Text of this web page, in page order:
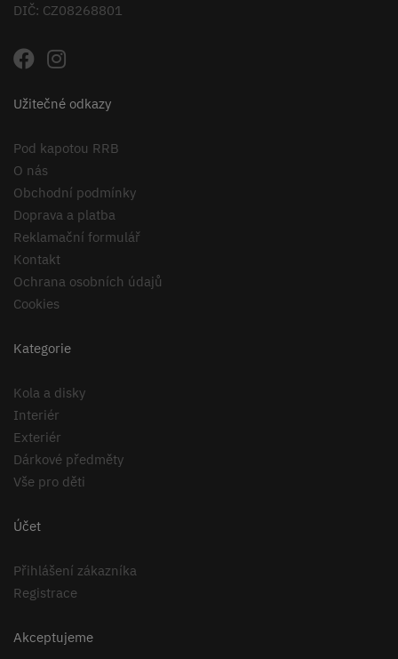
DIČ: CZ08268801
Užitečné odkazy
Pod kapotou RRB
O nás
Obchodní podmínky
Doprava a platba
Reklamační formulář
Kontakt
Ochrana osobních údajů
Cookies
Kategorie
Kola a disky
Interiér
Exteriér
Dárkové předměty
Vše pro děti
Účet
Přihlášení zákazníka
Registrace
Akceptujeme